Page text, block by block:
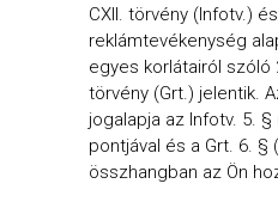
CXII. törvény (Infotv.)
reklámtevékenység
egyes korlátairól szóló
törvény (Grt.) jelentik.
jogalapja az Infotv. 5.
pontjával és a Grt. 6. §
összhangban az Ön